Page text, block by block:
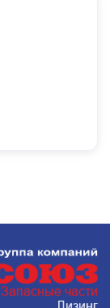
Запасные части